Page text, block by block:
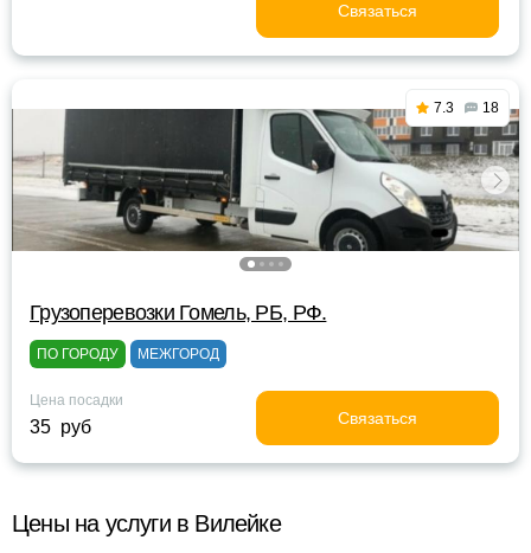
Связаться
7.3 18
Грузоперевозки Гомель, РБ, РФ.
ПО ГОРОДУ МЕЖГОРОД
Цена посадки
35 руб Связаться
Цены на услуги в Вилейке